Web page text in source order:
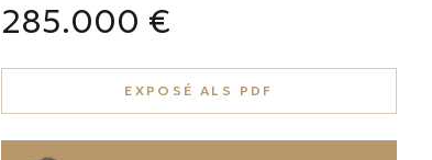
285.000 €
EXPOSÉ ALS PDF